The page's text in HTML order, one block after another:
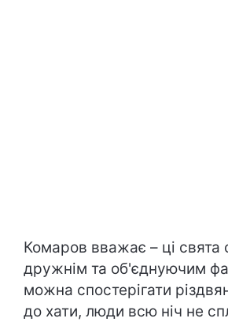
Комаров вважає – ці свята
дружнім та об'єднуючим
можна спостерігати
до хати, люди всю ніч не